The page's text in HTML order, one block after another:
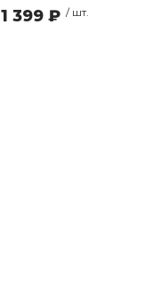
1 399 ₽ / шт.